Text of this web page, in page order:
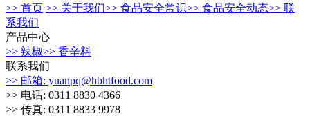
>> 首页 >> 关于我们>> 食品安全常识>> 食品安全动态>> 联
系我们
产品中心
>> 辣椒>> 香辛料
联系我们
>> 邮箱: yuanpq@hbhtfood.com
>> 电话: 0311 8830 4366
>> 传真: 0311 8833 9978